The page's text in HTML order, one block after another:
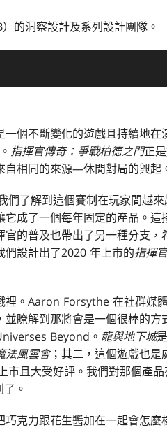
）的洞察設計及系列設計團隊。
一個不斷變化的遊戲且持續地
指揮官傳奇：爭戰柏德之門正
自相同的來源—休閒對局的興起
了解到這個賽制在玩家間越
成了一個每年固定的產品。
的普及也帶出了另一種分支
設計出了2020 年上市的指揮
。Aaron Forsythe 在社群媒
瞭解到那將會是一個很棒的
Beyond。 龍與地下城
法風雲會；其二，這個遊戲也是
市且大受好評。我們對那個產
。
克力跟花生醬加在一起會怎